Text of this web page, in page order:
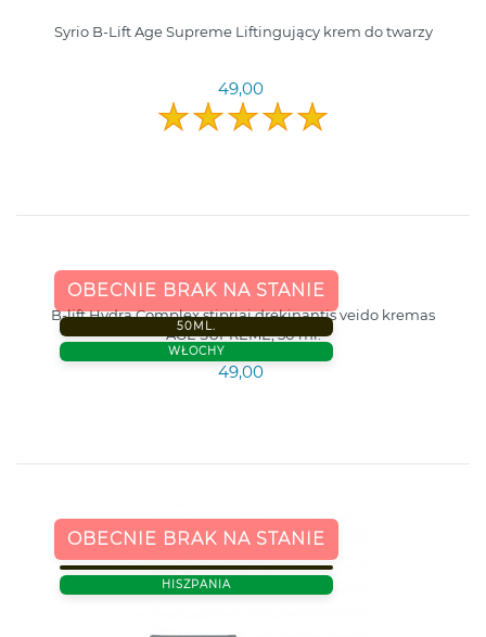
Syrio B-Lift Age Supreme Liftingujący krem do twarzy
49,00
OBECNIE BRAK NA STANIE
50ML.
WŁOCHY
B-lift Hydra Complex stipriai drėkinantis veido kremas
AGE SUPREME, 50 ml.
49,00
OBECNIE BRAK NA STANIE
HISZPANIA